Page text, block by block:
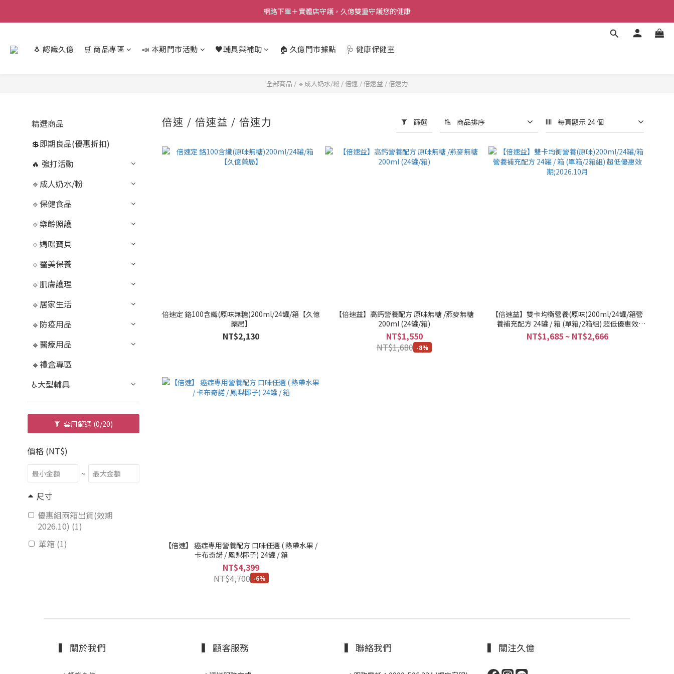
網路下單＋實體店守護，久億雙重守護您的健康
🐧 認識久億 🛒 商品專區 📣 本期門市活動 ♥️輔具與補助 🏠 久億門市據點 🩺 健康保健室
全部商品 / 🔹成人奶水/粉/倍速 / 倍速益 / 倍速力
精選商品
💲即期良品(優惠折扣)
🔥 強打活動
🔹成人奶水/粉
🔹保健食品
🔹樂齡照護
🔹媽咪寶貝
🔹醫美保養
🔹肌膚護理
🔹居家生活
🔹防疫用品
🔹醫療用品
🔹禮盒專區
♿大型輔具
套用篩選 (0/20)
價格 (NT$)
~
尺寸
優惠組兩箱出貨(效期
2026.10) (1)
單箱 (1)
倍速 / 倍速益 / 倍速力 篩選 商品排序 每頁顯示 24 個
倍速定 鉻100含纖(原味無糖)200ml/24罐/箱【久億
藥局】
NT$2,130
【倍速益】高鈣營養配方 原味無糖 /燕麥無糖
200ml (24罐/箱)
NT$1,550
NT$1,680 -8%
【倍速益】雙卡均衡營養(原味)200ml/24罐/箱營
養補充配方 24罐 / 箱 (單箱/2箱組) 超低優惠效
期;2026.10月
NT$1,685 ~ NT$2,666
【倍速】 癌症專用營養配方 口味任選 ( 熱帶水果 /
卡布奇諾 / 鳳梨椰子) 24罐 / 箱
NT$4,399
NT$4,700 -6%
▍ 關於我們 ▍ 顧客服務 ▍ 聯絡我們 ▍ 關注久億